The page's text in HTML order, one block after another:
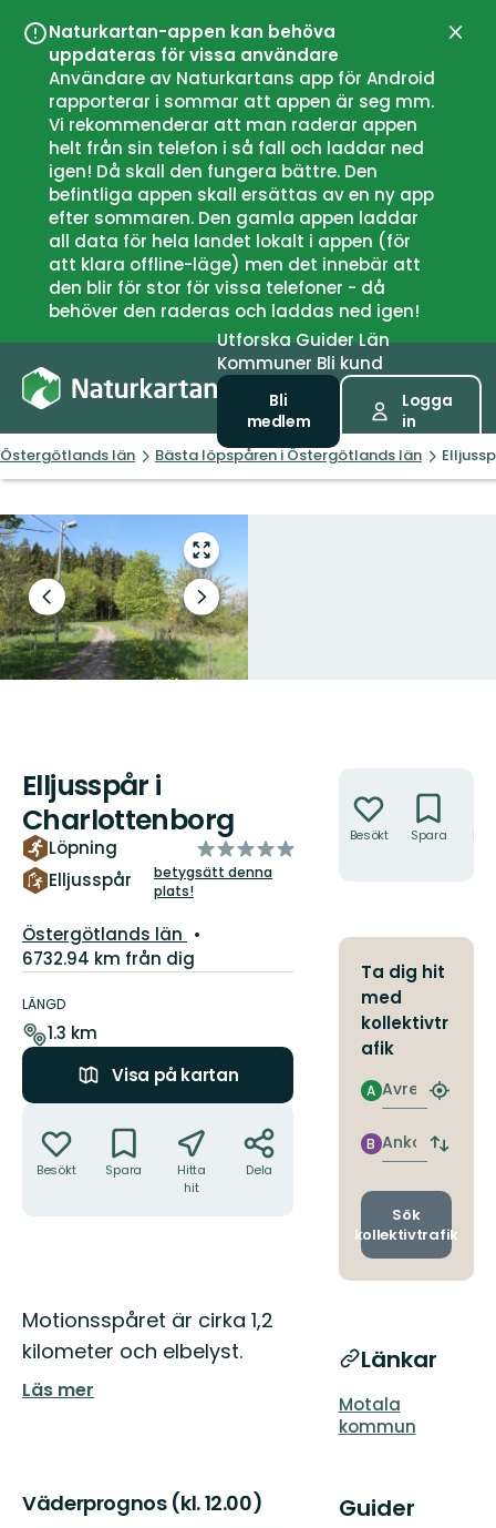
Naturkartan-appen kan behöva
uppdateras för vissa användare
Användare av Naturkartans app för Android
rapporterar i sommar att appen är seg mm.
Vi rekommenderar att man raderar appen
helt från sin telefon i så fall och laddar ned
igen! Då skall den fungera bättre. Den
befintliga appen skall ersättas av en ny app
efter sommaren. Den gamla appen laddar
all data för hela landet lokalt i appen (för
att klara offline-läge) men det innebär att
den blir för stor för vissa telefoner - då
behöver den raderas och laddas ned igen!
UtforskaGuiderLän
Kommuner Bli kund
Bli
medlem
Logga
in
Östergötlands län Bästa löpspåren i Östergötlands län
Gå
till
helskärmsläge
Föregående
bild
Nästa
bildspel
Elljusspår i
Charlottenborg
Löpning
Elljusspår
av
5
stjärnor
betygsätt denna
plats!
Län:
Östergötlands län
6732.94 km från dig
om
leden
LÄNGD
1.3 km
Visa på kartan
Besökt Spara
Hitta
hit
Dela
Beskrivning
Motionsspåret är cirka 1,2
kilometer och elbelyst.
Läs mer
Väderprognos (kl. 12.00)
Besökt Spara
Ta dig hit
med
kollektivtr
afik
Avresa
A
Hitta
Ankomst
B
Byt
och
Sök
kollektivtrafik
Länkar
Motala
kommun
Guider